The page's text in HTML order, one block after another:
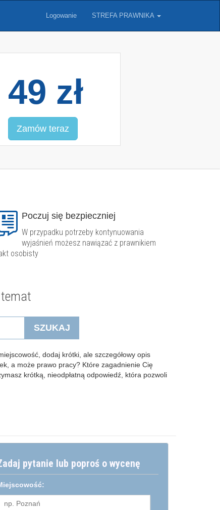
Logowanie STREFA PRAWNIKA
49 zł
Zamów teraz
Poczuj się bezpieczniej
W przypadku potrzeby kontynuowania
wyjaśnień możesz nawiązać z prawnikiem
osobisty
SZUKAJ
dodaj krótki, ale szczegółowy opis
a może prawo pracy? Które zagadnienie Cię
krótką, nieodpłatną odpowiedź, która pozwoli
pytanie lub poproś o wycenę